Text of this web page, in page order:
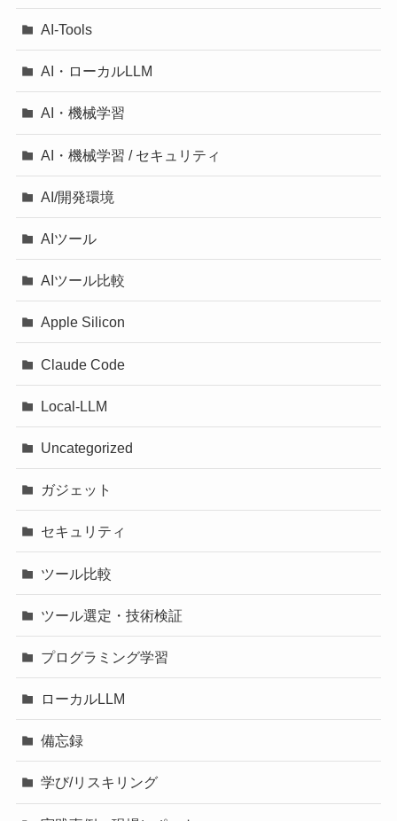
AI-Tools
AI・ローカルLLM
AI・機械学習
AI・機械学習 / セキュリティ
AI/開発環境
AIツール
AIツール比較
Apple Silicon
Claude Code
Local-LLM
Uncategorized
ガジェット
セキュリティ
ツール比較
ツール選定・技術検証
プログラミング学習
ローカルLLM
備忘録
学び/リスキリング